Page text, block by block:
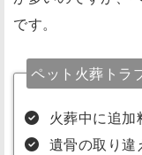
です。
ペット火葬トラ
火葬中に追加
遺骨の取り違